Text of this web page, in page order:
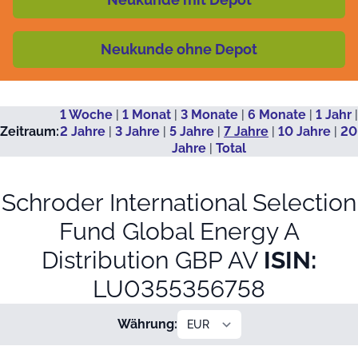
Neukunde ohne Depot
Zeitraum:
1 Woche| 1 Monat| 3 Monate| 6 Monate| 1 Jahr|
2 Jahre | 3 Jahre | 5 Jahre | 7 Jahre | 10 Jahre | 20
Jahre| Total
Schroder International Selection
Fund Global Energy A
Distribution GBP AV ISIN:
LU0355356758
Währung: